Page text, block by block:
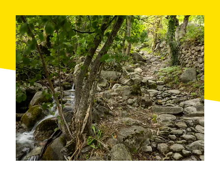
L-500 per enfilar el camí que flanqueja el vessant de
la muntanya. El camí ens porta primer en direcció
nord i després gira cap al sud, fins arribar a l’església
de l'Assumpció. Voregem l’església i continuem pel
darrer tram de camí fins al nucli de Cóll (1.170 m).
Un cop a Cóll, desfarem el camí fins al Pont de Saraís
i tornarem cap a Barruera pel camí de l’Aigua, seguint
el curs del riu Noguera de Tor, un dels punts més
pintorescs de la ruta. Aquesta ruta ens ofereix una
combinació perfecta de natura, arquitectura i història
local, amb una vista espectacular de la muntanya i el
riu que acompanya tot el trajecte.